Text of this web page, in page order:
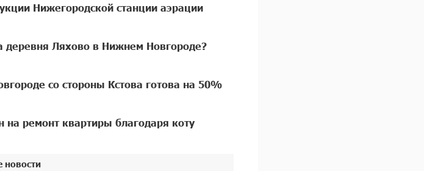
Нижегородской станции аэрации
деревня Ляхово в Нижнем Новгороде?
со стороны Кстова готова на 50%
ремонт квартиры благодаря коту
новости